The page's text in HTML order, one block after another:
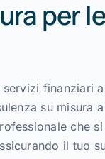
per
finanziari
su misura
che
il tuo